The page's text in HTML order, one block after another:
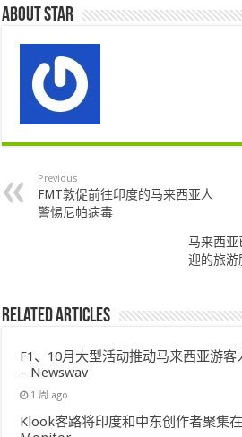
About star
Previous
FMT敦促前往印度的马来西亚人
警惕尼帕病毒
马来西亚
迎的旅游
Related Articles
F1、10月大型活动推动马来西亚游
– Newswav
1 周 ago
Klook客路将印度和中东创作者聚集